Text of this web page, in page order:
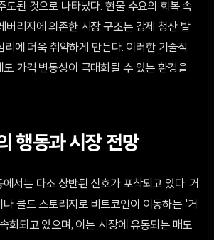
도된 것으로 나타났다. 현물 수요의 회복 속
버리지에 의존한 시장 구조는 강제 청산 발
에 더욱 취약하게 만든다. 이러한 기술적
도 가격 변동성이 극대화될 수 있는 환경을
행동과 시장 전망
서는 다소 상반된 신호가 포착되고 있다. 거
콜드 스토리지로 비트코인이 이동하는 '거
화되고 있으며, 이는 시장에 유통되는 매도